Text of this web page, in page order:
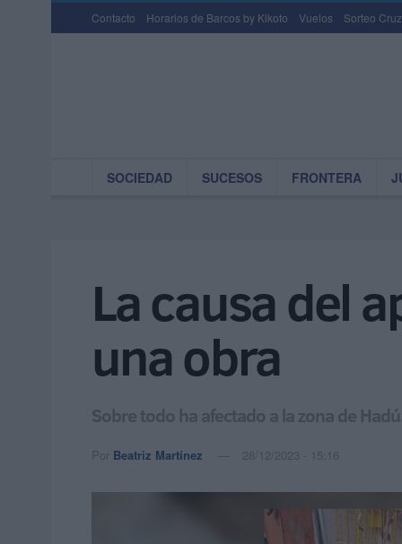
Contacto Horarios de Barcos by Kikoto Vuelos Sorteo
SOCIEDAD SUCESOS FRONTERA
La causa del
una obra
Sobre todo ha afectado a la zona de
Por Beatriz Martínez 28/12/2023 - 15:16